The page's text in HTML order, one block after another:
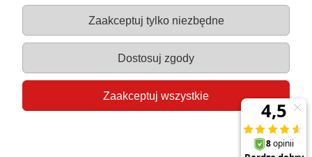
Gastro-Pol
Moje konto
Pomoc
Zaakceptuj tylko niezbędne
Dostosuj zgody
Zaakceptuj wszystkie